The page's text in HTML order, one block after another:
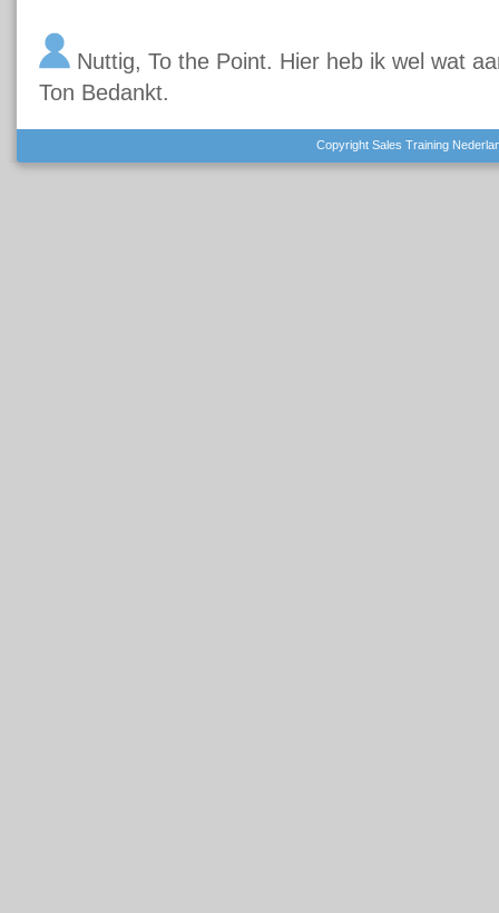
Nuttig, To the Point. Hier heb ik wel wat
Ton Bedankt.
Copyright Sales Training